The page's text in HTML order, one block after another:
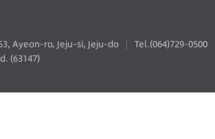
Ayeon-ro, Jeju-si, Jeju-do Tel.(064)729-0500
(63147)